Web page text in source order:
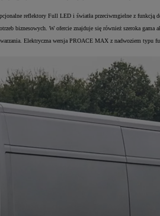
reflektory Full LED i światła przeciwmgielne z funkcją
biznesowych. W ofercie znajduje się również szeroka gama
Elektryczna wersja PROACE MAX z nadwoziem typu